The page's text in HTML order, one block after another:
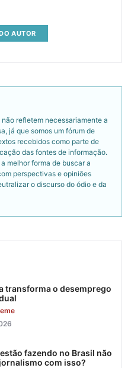
AUTOR
refletem necessariamente a
já que somos um fórum de
recebidos como parte de
das fontes de informação.
melhor forma de buscar a
perspectivas e opiniões
o discurso do ódio e da
transforma o desemprego
estão fazendo no Brasil não
com isso?